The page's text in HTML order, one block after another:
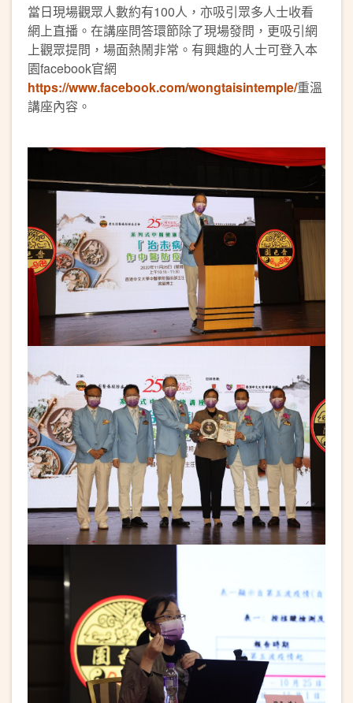
當日現場觀眾人數約有100人，亦吸引眾多人士收看
網上直播。在講座問答環節除了現場發問，更吸引網
上觀眾提問，場面熱鬧非常。有興趣的人士可登入本
園facebook官網
https://www.facebook.com/wongtaisintemple/重溫
講座內容。